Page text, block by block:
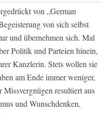
von „German
von sich selbst
und übernehmen sich. Mal
Politik und Parteien hinein,
Kanzlerin. Stets wollen sie
am Ende immer weniger,
resultiert aus
und Wunschdenken,